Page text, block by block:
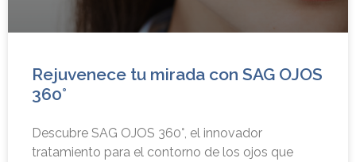
Rejuvenece tu mirada con SAG OJOS
360°
Descubre SAG OJOS 360°, el innovador
tratamiento para el contorno de los ojos que